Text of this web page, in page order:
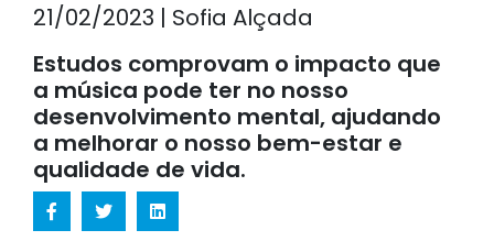
21/02/2023 | Sofia Alçada
Estudos comprovam o impacto que
a música pode ter no nosso
desenvolvimento mental, ajudando
a melhorar o nosso bem-estar e
qualidade de vida.